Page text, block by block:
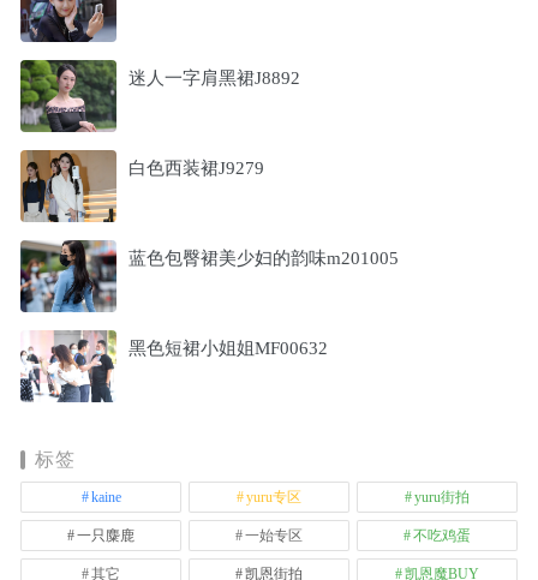
迷人一字肩黑裙J8892
白色西装裙J9279
蓝色包臀裙美少妇的韵味m201005
黑色短裙小姐姐MF00632
标签
kaine yuru专区 yuru街拍
一只麋鹿 一始专区 不吃鸡蛋
其它 凯恩街拍 凯恩魔BUY